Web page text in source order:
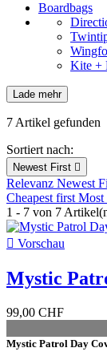
Boardbags
Kite +
Filter:
löschen
Neuheiten
Nur Ausverkauf
Nur
Ab Lager
Ab Lager
Lager
Lade mehr
7 Artikel gefunden
Sortiert nach:
Newest First 
Relevanz Newest
Cheapest first Most
1 - 7 von 7
 Vorschau
Mystic
99,00 CHF
Mystic Patrol Day